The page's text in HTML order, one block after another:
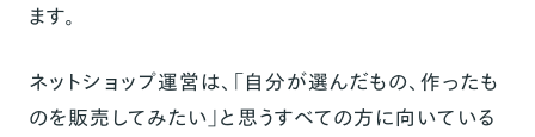
ます。
ネットショップ運営は、「自分が選んだもの、作ったも
のを販売してみたい」と思うすべての方に向いている